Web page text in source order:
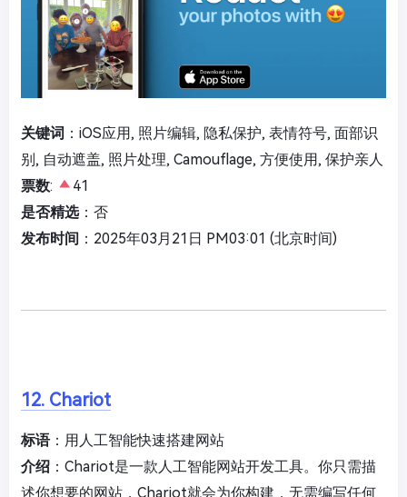
关键词 ：iOS应用, 照片编辑, 隐私保护, 表情符号, 面部识
别, 自动遮盖, 照片处理, Camouflage, 方便使用, 保护亲人
票数:
41
是否精选：否
发布时间 ：2025年03月21日 PM03:01 (北京时间)
12. Chariot
标语：用人工智能快速搭建网站
介绍 ：Chariot是一款人工智能网站开发工具。你只需描
述你想要的网站，Chariot就会为你构建，无需编写任何